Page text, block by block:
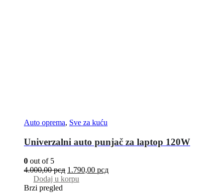
Auto oprema, Sve za kuću
Univerzalni auto punjač za laptop 120W
0 out of 5
4.000,00рсд 1.790,00 рсд
Dodaj u korpu
Brzi pregled